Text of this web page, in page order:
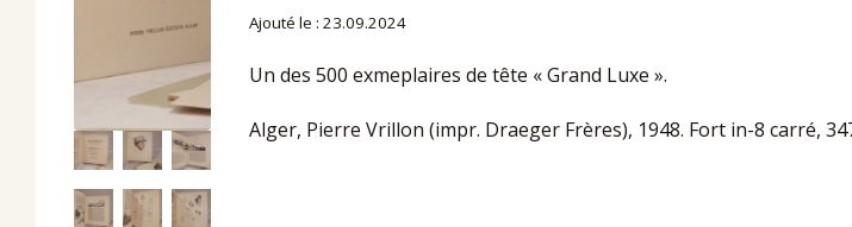
Ajouté le : 23.09.2024
Un des 500 exmeplaires de tête « Grand Luxe ».
Alger, Pierre Vrillon (impr. Draeger Frères), 1948. Fort in-8 carré,